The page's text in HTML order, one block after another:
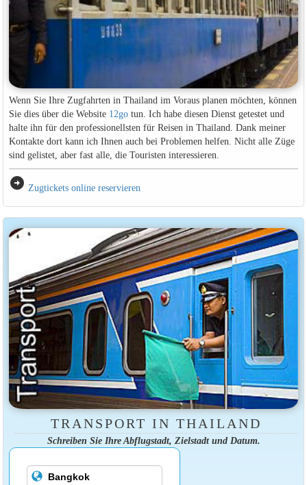
Wenn Sie Ihre Zugfahrten in Thailand im Voraus planen möchten, können
Sie dies über die Website 12gotun. Ich habe diesen Dienst getestet und
halte ihn für den professionellsten für Reisen in Thailand. Dank meiner
Kontakte dort kann ich Ihnen auch bei Problemen helfen. Nicht alle Züge
sind gelistet, aber fast alle, die Touristen interessieren.
arrow_circle_right Zugtickets online reservieren
TRANSPORT IN THAILAND
Schreiben Sie Ihre Abflugstadt, Zielstadt und Datum.